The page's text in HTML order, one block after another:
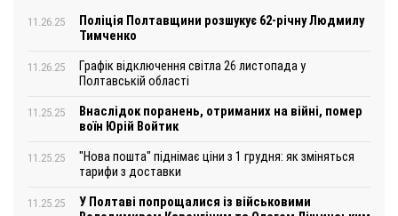
11.26.25
Поліція Полтавщини розшукує 62-річну Людмилу
Тимченко
11.26.25
Графік відключення світла 26 листопада у
Полтавській області
11.25.25
Внаслідок поранень, отриманих на війні, помер
воїн Юрій Войтик
11.25.25
"Нова пошта" піднімає ціни з 1 грудня: як зміняться
тарифи з доставки
11.25.25
У Полтаві попрощалися із військовими